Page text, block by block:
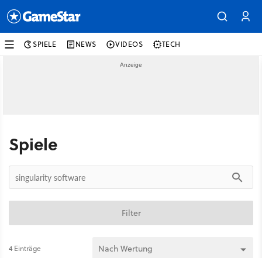
SPIELE NEWS VIDEOS TECH
Spiele
Filter
4 Einträge